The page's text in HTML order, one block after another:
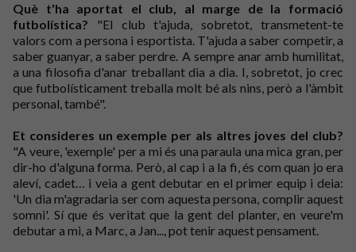
Què t'ha aportat el club, al marge de la formació
futbolística? "El club t'ajuda, sobretot, transmetent-te
valors com a persona i esportista. T'ajuda a saber competir, a
saber guanyar, a saber perdre. A sempre anar amb humilitat,
a una filosofia d'anar treballant dia a dia. I, sobretot, jo crec
que futbolísticament treballa molt bé als nins, però a l'àmbit
personal, també".
Et consideres un exemple per als altres joves del club?
"A veure, 'exemple' per a mi és una paraula una mica gran, per
dir-ho d'alguna forma. Però, al cap i a la fi, és com quan jo era
aleví, cadet… i veia a gent debutar en el primer equip i deia:
'Un dia m'agradaria ser com aquesta persona, complir aquest
somni'. Sí que és veritat que la gent del planter, en veure'm
debutar a mi, a Marc, a Jan..., pot tenir aquest pensament.